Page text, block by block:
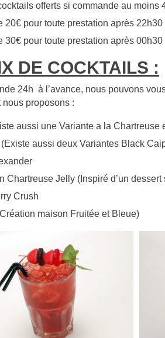
offerts si commande au moins
20€ pour toute prestation après 22h30
30€ pour toute prestation après 00h30
DE COCKTAILS :
24h à l’avance, nous pouvons
nous proposons :
aussi une Variante a la Chartreuse
aussi deux Variantes Black
Chartreuse Jelly (Inspiré d’un
Crush
maison Fruitée et Bleue)